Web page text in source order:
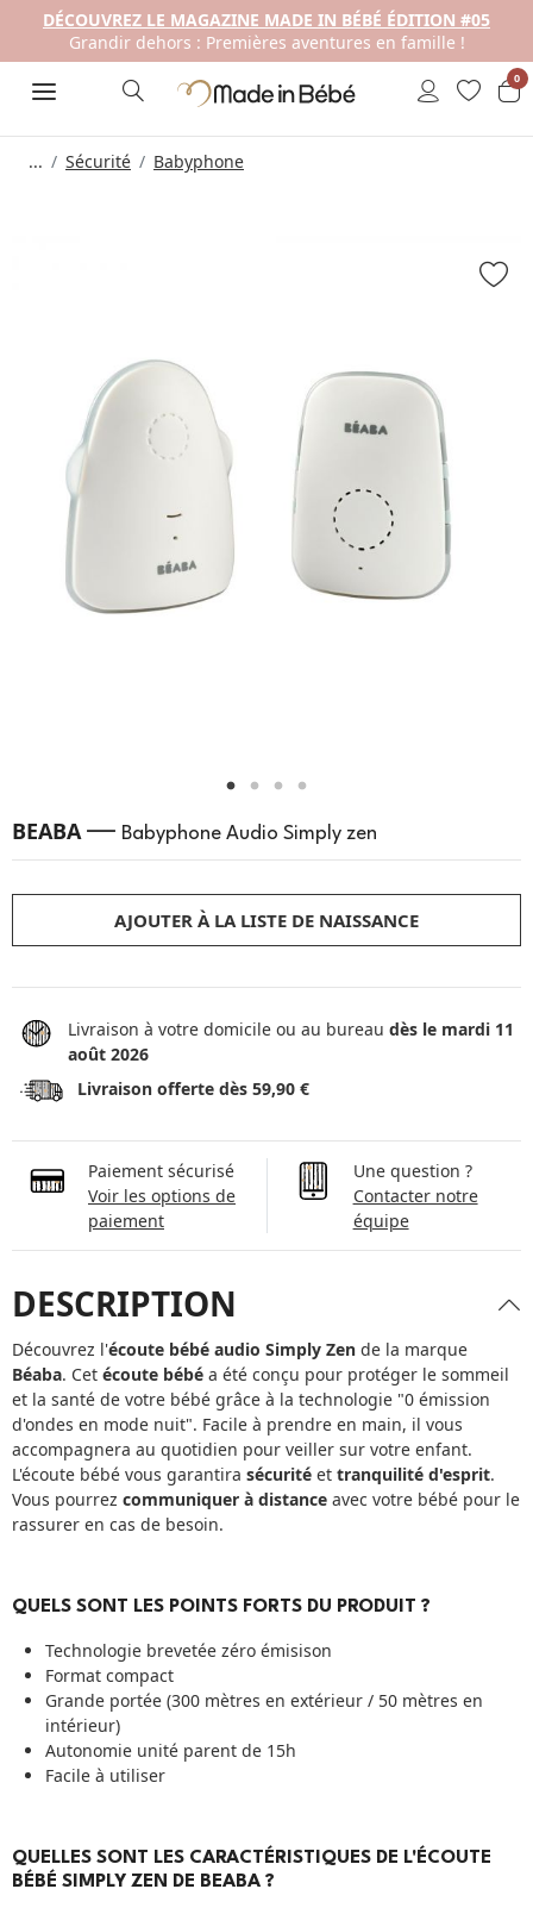
DÉCOUVREZ LE MAGAZINE MADE IN BÉBÉ ÉDITION #05
Grandir dehors : Premières aventures en famille !
0
... Sécurité Babyphone
BEABA — Babyphone Audio Simply zen
AJOUTER À LA LISTE DE NAISSANCE
Livraison à votre domicile ou au bureau dès le mardi 11
août 2026
Livraison offerte dès 59,90 €
Paiement sécurisé
Voir les options de
paiement
Une question ?
Contacter notre
équipe
DESCRIPTION
Découvrez l'écoute bébé audio Simply Zen de la marque
Béaba. Cet écoute bébé a été conçu pour protéger le sommeil
et la santé de votre bébé grâce à la technologie "0 émission
d'ondes en mode nuit". Facile à prendre en main, il vous
accompagnera au quotidien pour veiller sur votre enfant.
L'écoute bébé vous garantira sécurité et tranquilité d'esprit.
Vous pourrez communiquer à distance avec votre bébé pour le
rassurer en cas de besoin.
QUELS SONT LES POINTS FORTS DU PRODUIT ?
Technologie brevetée zéro émisison
Format compact
Grande portée (300 mètres en extérieur / 50 mètres en
intérieur)
Autonomie unité parent de 15h
Facile à utiliser
QUELLES SONT LES CARACTÉRISTIQUES DE L'ÉCOUTE
BÉBÉ SIMPLY ZEN DE BEABA ?